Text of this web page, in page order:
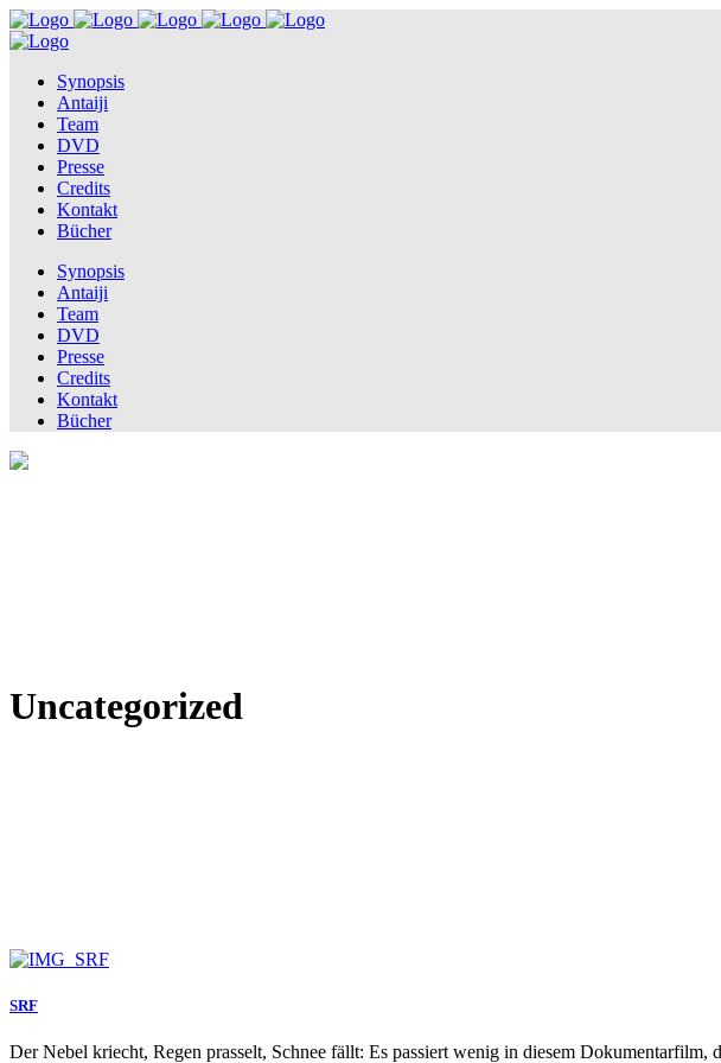
Synopsis
Antaiji
Team
DVD
Presse
Credits
Kontakt
Bücher
Synopsis
Antaiji
Team
DVD
Presse
Credits
Kontakt
Bücher
Uncategorized
SRF
Der Nebel kriecht, Regen prasselt, Schnee fällt: Es passiert wenig in diesem